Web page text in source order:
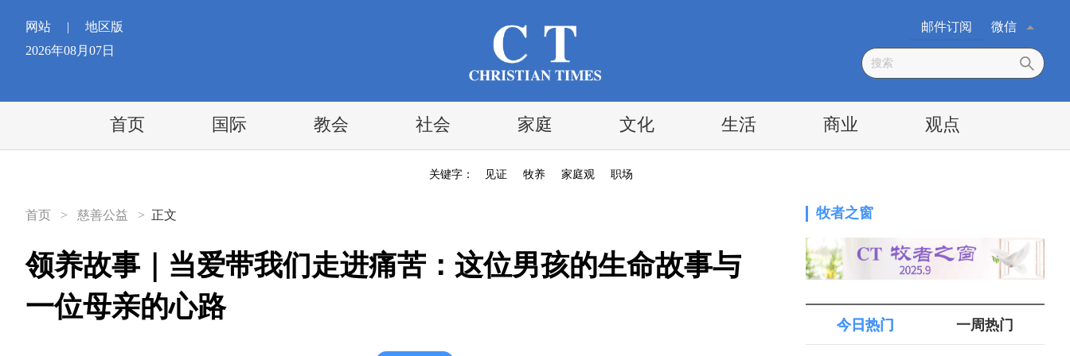
网站 |
地区版
2026年08月07日
微信
邮件订阅
首页 国际 教会 社会 家庭 文化 生活 商业 观点
关键字： 见证 牧养 家庭观 职场
首页 > 慈善公益 > 正文
领养故事｜当爱带我们走进痛苦：这位男孩的生命故事与
一位母亲的心路
牧者之窗
今日热门 一周热门